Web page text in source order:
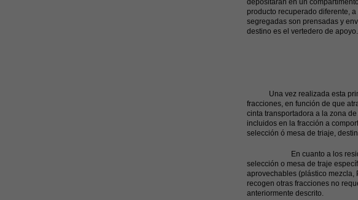
depositarán en un
producto recuperado diferente,
segregadas son prensadas y
destino es el vertedero de apoyo.
Una vez realizada esta
fracciones, en función de que
cinta transportadora a la zona
incluidos en la fracción a
selección ó mesa de triaje,
En cuanto a los residuos de
selección o mesa de traje
aprovechables (plástico mezcla,
recogen otras fracciones no
anteriormente descrito.